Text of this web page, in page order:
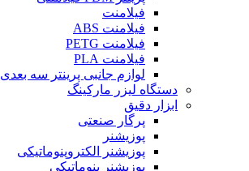
فیلامنت
فیلامنت ABS
فیلامنت PETG
فیلامنت PLA
لوازم جانبی پرینتر سه بعدی
دستگاه لیزر مارکینگ
ابزار دقیق
پرگار صنعتی
پوزیشنر
پوزیشنر الکتروپنوماتیکی
پوزیشنر پنوماتیکی